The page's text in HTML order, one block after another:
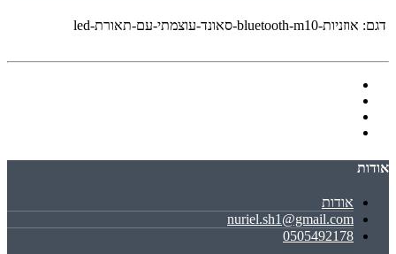
דגם: אוזניות-bluetooth-m10-סאונד-עוצמתי-עם-תאורת-led
אודות
אודות
nuriel.sh1@gmail.com
0505492178